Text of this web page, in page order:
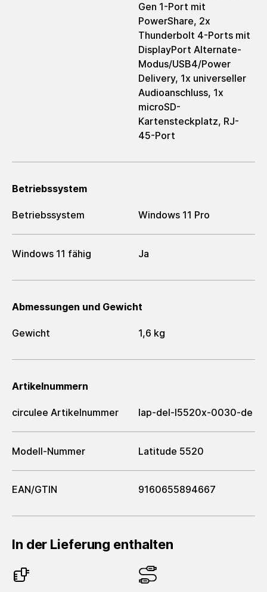
Gen 1-Port mit
PowerShare, 2x
Thunderbolt 4-Ports mit
DisplayPort Alternate-
Modus/USB4/Power
Delivery, 1x universeller
Audioanschluss, 1x
microSD-
Kartensteckplatz, RJ-
45-Port
Betriebssystem
Betriebssystem Windows 11 Pro
Windows 11 fähig Ja
Abmessungen und Gewicht
Gewicht 1,6 kg
Artikelnummern
circulee Artikelnummer lap-del-l5520x-0030-de
Modell-Nummer Latitude 5520
EAN/GTIN 9160655894667
In der Lieferung enthalten